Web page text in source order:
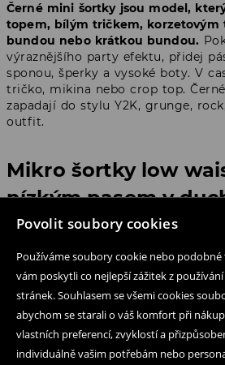
Povolit soubory cookies
Používáme soubory cookie nebo
vám poskytli co nejlepší zážitek z
stránek. Souhlasem se všemi cookies
abychom se starali o váš komfort při
vlastních preferencí, zvyklostí a
individuálně vašim potřebám nebo
Černé mini šortky jsou model,
topem, bílým tričkem, korzetovým
bundou nebo krátkou bundou.
výraznějšího party efektu, přidej
sponou, šperky a vysoké boty. V
tričko, mikina nebo crop top.
zapadají do stylu Y2K, grunge,
outfit.
Mikro šortky low
nízkým pasem v
mikro šortky low waist, tedy
pasem. Jde o střih silně spojený s
který se vrátil v nové, stylovější
waist nejlépe vypadají s krátkými
tričky, halenkami s odhalenými
střihy.